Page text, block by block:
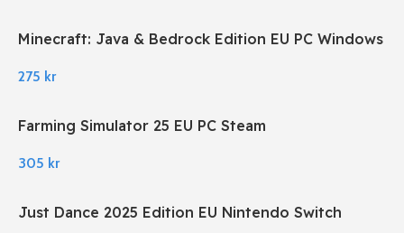
Minecraft: Java & Bedrock Edition EU PC Windows
275 kr
Farming Simulator 25 EU PC Steam
305 kr
Just Dance 2025 Edition EU Nintendo Switch